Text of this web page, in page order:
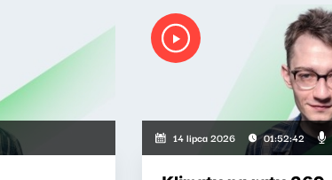
14 lipca 2026 01:52:42